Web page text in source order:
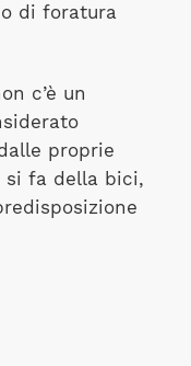
di foratura
c’è un
proprie
si fa della bici,